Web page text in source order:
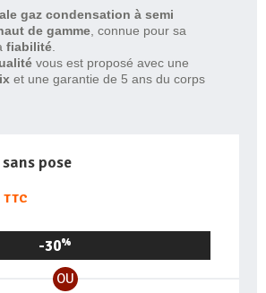
gaz condensation à semi
de gamme , connue pour sa
fiabilité
vous est proposé avec une
et une garantie de 5 ans du corps
pose
TTC
-30%
OU